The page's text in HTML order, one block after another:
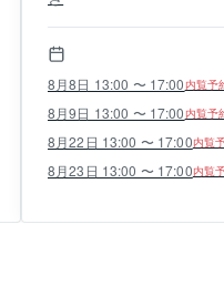
8月8日 13:00 〜 17:00 内覧予
8月9日 13:00 〜 17:00 内覧予
8月22日 13:00 〜 17:00内覧
8月23日 13:00 〜 17:00内覧